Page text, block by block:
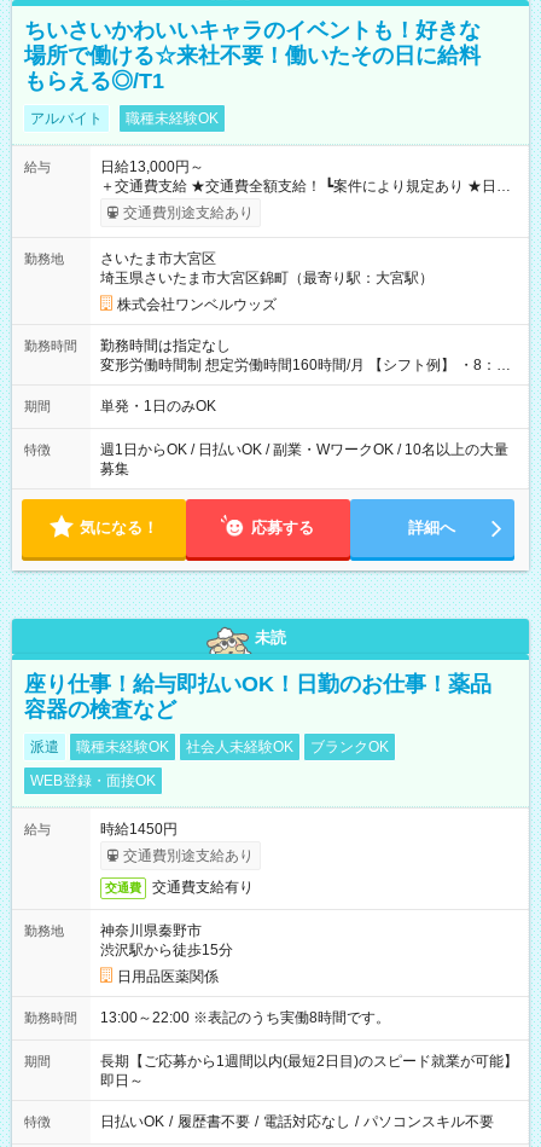
ちいさいかわいいキャラのイベントも！好きな
場所で働ける☆来社不要！働いたその日に給料
もらえる◎/T1
アルバイト 職種未経験OK
給与
日給13,000円～
＋交通費支給 ★交通費全額支給！ ┗案件により規定あり ★日払
いOK！（規定あり） ┗働いたその日に現金GET♪ お仕事後はコ
ンビニATMから 日払い分を引き落とせます！ 【試用期間】試
交通費別途支給あり
勤務地
さいたま市大宮区
埼玉県さいたま市大宮区錦町（最寄り駅：大宮駅）
株式会社ワンベルウッズ
勤務時間
勤務時間は指定なし
変形労働時間制 想定労働時間160時間/月 【シフト例】 ・8：00
～21：00
期間 単発・1日のみOK
特徴
週1日からOK / 日払いOK / 副業・WワークOK / 10名以上の大量
募集
気になる！ 応募する 詳細へ
未読
座り仕事！給与即払いOK！日勤のお仕事！薬品
容器の検査など
派遣 職種未経験OK 社会人未経験OK
ブランクOK
WEB登録・面接OK
給与
時給1450円
交通費別途支給あり
交通費 交通費支給有り
勤務地
神奈川県秦野市
渋沢駅から徒歩15分
日用品医薬関係
勤務時間 13:00～22:00 ※表記のうち実働8時間です。
期間
長期【ご応募から1週間以内(最短2日目)のスピード就業が可能】
即日～
特徴 日払いOK / 履歴書不要 / 電話対応なし / パソコンスキル不要